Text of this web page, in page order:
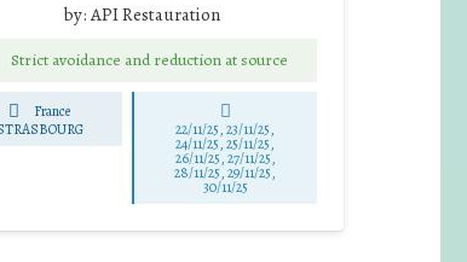
by:API Restauration
Strict avoidance and reduction at source
France
22/11/25,23/11/25,
24/11/25,25/11/25,
26/11/25,27/11/25,
28/11/25,29/11/25,
30/11/25